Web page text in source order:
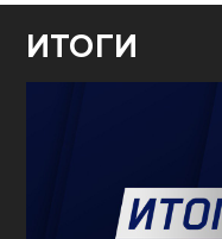
ИТОГИ